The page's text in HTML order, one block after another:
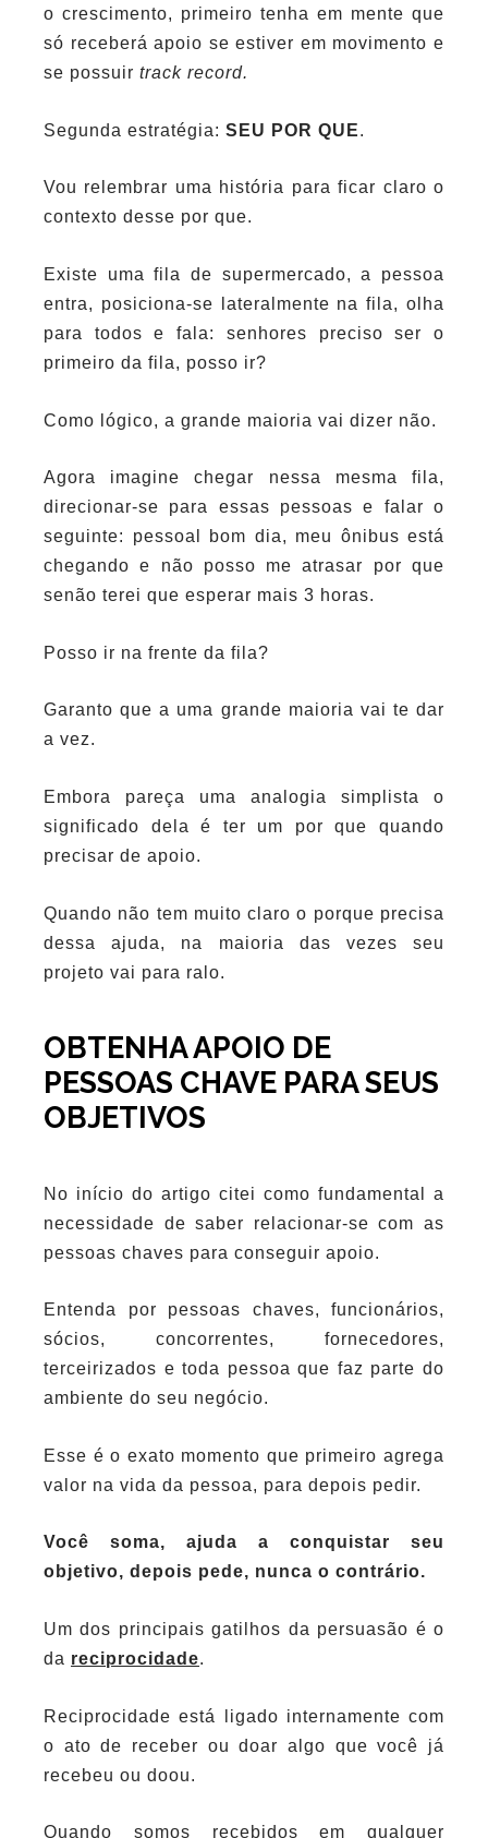
o crescimento, primeiro tenha em mente que
só receberá apoio se estiver em movimento e
se possuir track record.
Segunda estratégia: SEU POR QUE.
Vou relembrar uma história para ficar claro o
contexto desse por que.
Existe uma fila de supermercado, a pessoa
entra, posiciona-se lateralmente na fila, olha
para todos e fala: senhores preciso ser o
primeiro da fila, posso ir?
Como lógico, a grande maioria vai dizer não.
Agora imagine chegar nessa mesma fila,
direcionar-se para essas pessoas e falar o
seguinte: pessoal bom dia, meu ônibus está
chegando e não posso me atrasar por que
senão terei que esperar mais 3 horas.
Posso ir na frente da fila?
Garanto que a uma grande maioria vai te dar
a vez.
Embora pareça uma analogia simplista o
significado dela é ter um por que quando
precisar de apoio.
Quando não tem muito claro o porque precisa
dessa ajuda, na maioria das vezes seu
projeto vai para ralo.
OBTENHA APOIO DE
PESSOAS CHAVE PARA SEUS
OBJETIVOS
No início do artigo citei como fundamental a
necessidade de saber relacionar-se com as
pessoas chaves para conseguir apoio.
Entenda por pessoas chaves, funcionários,
sócios, concorrentes, fornecedores,
terceirizados e toda pessoa que faz parte do
ambiente do seu negócio.
Esse é o exato momento que primeiro agrega
valor na vida da pessoa, para depois pedir.
Você soma, ajuda a conquistar seu
objetivo, depois pede, nunca o contrário.
Um dos principais gatilhos da persuasão é o
da reciprocidade.
Reciprocidade está ligado internamente com
o ato de receber ou doar algo que você já
recebeu ou doou.
Quando somos recebidos em qualquer